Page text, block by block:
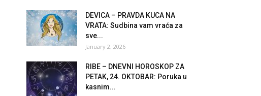
DEVICA – PRAVDA KUCA NA
VRATA: Sudbina vam vraća za
sve...
January 2, 2026
RIBE – DNEVNI HOROSKOP ZA
PETAK, 24. OKTOBAR: Poruka u
kasnim...